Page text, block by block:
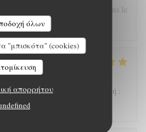
όλων
"μπισκότα" (cookies)
απορρήτου
Nous recommandons le
8
4/5 Μενού:5/5 Ποιότητα / Τιμή :